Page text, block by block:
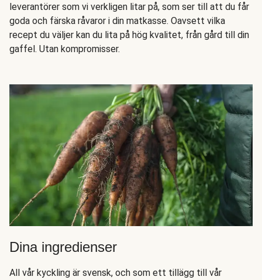
leverantörer som vi verkligen litar på, som ser till att du får
goda och färska råvaror i din matkasse. Oavsett vilka
recept du väljer kan du lita på hög kvalitet, från gård till din
gaffel. Utan kompromisser.
Dina ingredienser
All vår kyckling är svensk, och som ett tillägg till vår